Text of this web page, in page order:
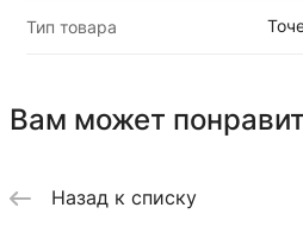
Тип товара
Вам может
Назад к списку